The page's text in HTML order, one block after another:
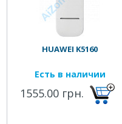
HUAWEI K5160
Есть в наличии
1555.00 грн.